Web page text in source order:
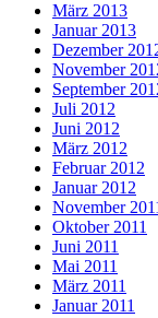
März 2013
Januar 2013
Dezember
November
September
Juli 2012
Juni 2012
März 2012
Februar 2012
Januar 2012
November
Oktober 2011
Juni 2011
Mai 2011
März 2011
Januar 2011